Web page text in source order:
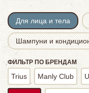
Для лица и тела
Шампуни и
Trius Manly Club